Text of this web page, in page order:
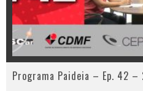
Programa Paideia – Ep. 42